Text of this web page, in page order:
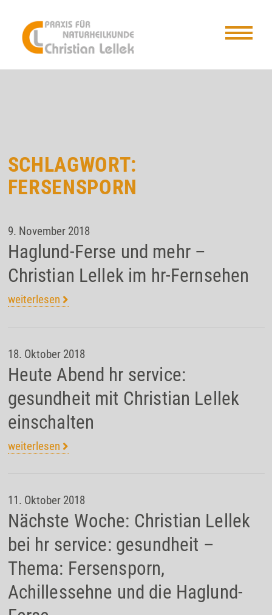
SCHLAGWORT:
FERSENSPORN
9. November 2018
Haglund-Ferse und mehr –
Christian Lellek im hr-Fernsehen
weiterlesen
18. Oktober 2018
Heute Abend hr service:
gesundheit mit Christian Lellek
einschalten
weiterlesen
11. Oktober 2018
Nächste Woche: Christian Lellek
bei hr service: gesundheit –
Thema: Fersensporn,
Achillessehne und die Haglund-